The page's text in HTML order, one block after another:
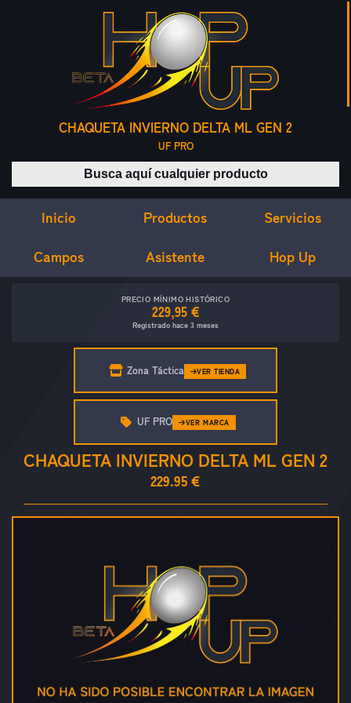
CHAQUETA INVIERNO DELTA ML GEN 2
UF PRO
Buscar productos
Inicio Productos Servicios
Campos Asistente Hop Up
PRECIO MÍNIMO HISTÓRICO
229,95 €
Registrado hace 3 meses
Zona Táctica VER TIENDA
CHAQUETA INVIERNO DELTA ML GEN 2
229.95 €
UF PRO VER MARCA